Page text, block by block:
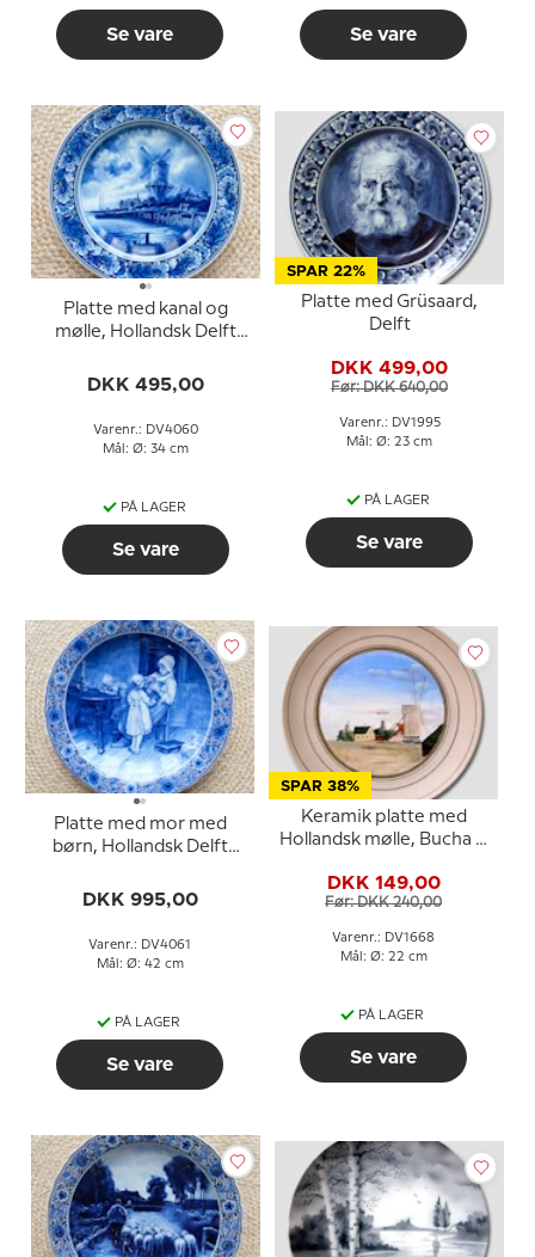
Se vare Se vare
Platte med kanal og
mølle, Hollandsk Delft
DKK 495,00
Varenr.: DV4060
Mål: Ø: 34 cm
PÅ LAGER
Se vare
SPAR 22%
Platte med Grüsaard,
Delft
DKK 499,00
Før: DKK 640,00
Varenr.: DV1995
Mål: Ø: 23 cm
PÅ LAGER
Se vare
Platte med mor med
børn, Hollandsk Delft
DKK 995,00
Varenr.: DV4061
Mål: Ø: 42 cm
PÅ LAGER
Se vare
SPAR 38%
Keramik platte med
Hollandsk mølle, Bucha &
DKK 149,00
Før: DKK 240,00
Varenr.: DV1668
Mål: Ø: 22 cm
PÅ LAGER
Se vare